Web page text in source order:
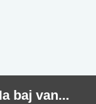
baj van...